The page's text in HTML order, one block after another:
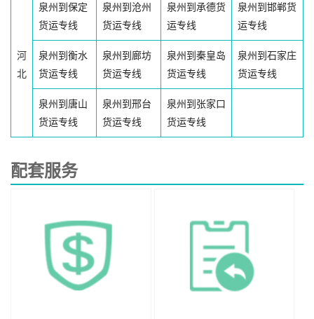
河
北
泉州到保定
货运专线
泉州到沧州
货运专线
泉州到承德货
运专线
泉州到邯郸货
运专线
泉州到衡水
货运专线
泉州到廊坊
货运专线
泉州到秦皇岛
货运专线
泉州到石家庄
货运专线
泉州到唐山
货运专线
泉州到邢台
货运专线
泉州到张家口
货运专线
配套服务